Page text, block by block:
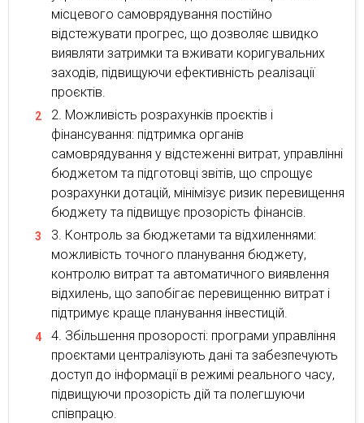
місцевого самоврядування постійно
відстежувати прогрес, що дозволяє швидко
виявляти затримки та вживати коригувальних
заходів, підвищуючи ефективність реалізації
проєктів.
Можливість розрахунків проєктів і
фінансування: підтримка органів
самоврядування у відстеженні витрат, управлінні
бюджетом та підготовці звітів, що спрощує
розрахунки дотацій, мінімізує ризик перевищення
бюджету та підвищує прозорість фінансів.
Контроль за бюджетами та відхиленнями:
можливість точного планування бюджету,
контролю витрат та автоматичного виявлення
відхилень, що запобігає перевищенню витрат і
підтримує краще планування інвестицій.
Збільшення прозорості: програми управління
проєктами централізують дані та забезпечують
доступ до інформації в режимі реального часу,
підвищуючи прозорість дій та полегшуючи
співпрацю.